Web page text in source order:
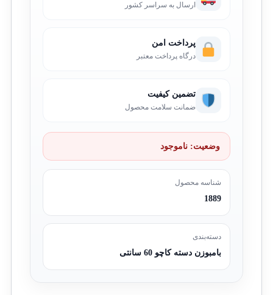
ارسال به سراسر کشور
پرداخت امن
درگاه پرداخت معتبر
تضمین کیفیت
ضمانت سلامت محصول
وضعیت: ناموجود
شناسه محصول
1889
دسته‌بندی
بامبوزن دسته کاچو 60 سانتی